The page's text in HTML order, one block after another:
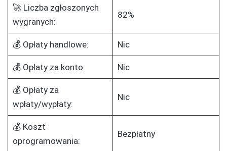
🚀 Liczba zgłoszonych
wygranych:
82%
💰 Opłaty handlowe: Nic
💰 Opłaty za konto: Nic
💰 Opłaty za
wpłaty/wypłaty:
Nic
💰 Koszt
oprogramowania:
Bezpłatny